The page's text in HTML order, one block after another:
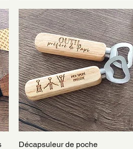
Aperçu rapide
Décapsuleur de poche